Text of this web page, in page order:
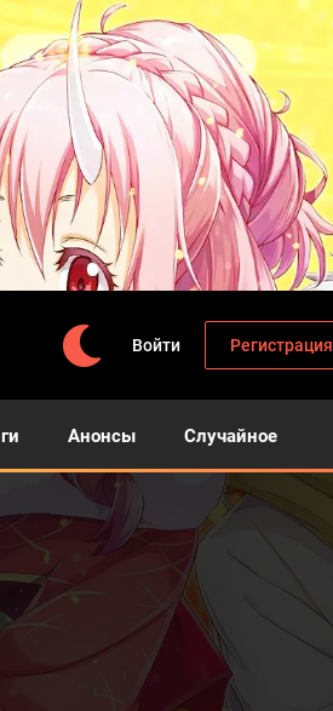
Войти Регистрация
Анонсы Случайное